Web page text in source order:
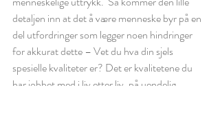
detaljen inn at det å være menneske byr på en
del utfordringer som legger noen hindringer
for akkurat dette – Vet du hva din sjels
spesielle kvaliteter er? Det er kvalitetene du
har jobbet med i liv etter liv, på uendelig